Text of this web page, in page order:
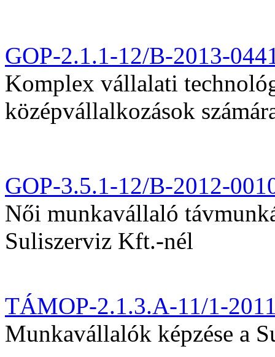
GOP-2.1.1-12/B-2013-
Komplex vállalati
középvállalkozások
GOP-3.5.1-12/B-2012-
Női munkavállaló
Suliszerviz Kft.-nél
TÁMOP-2.1.3.A-11/1-
Munkavállalók képzése a